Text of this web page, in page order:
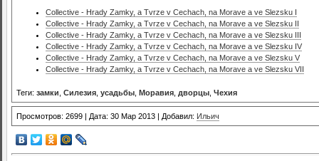
Collective - Hrady Zamky, a Tvrze v Cechach, na Morave a ve Slezsku I
Collective - Hrady Zamky, a Tvrze v Cechach, na Morave a ve Slezsku II
Collective - Hrady Zamky, a Tvrze v Cechach, na Morave a ve Slezsku III
Collective - Hrady Zamky, a Tvrze v Cechach, na Morave a ve Slezsku IV
Collective - Hrady Zamky, a Tvrze v Cechach, na Morave a ve Slezsku V
Collective - Hrady Zamky, a Tvrze v Cechach, na Morave a ve Slezsku VII
Теги: замки Силезия усадьбы Моравия дворцы Чехия
Просмотров: 2699 | Дата: 30 Мар 2013 | Добавил: Ильич